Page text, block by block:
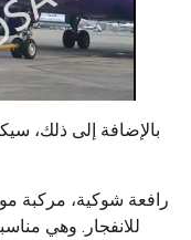
بالإضافة إلى ذلك،
رافعة شوكية، مركبة
للانفجار. وهي